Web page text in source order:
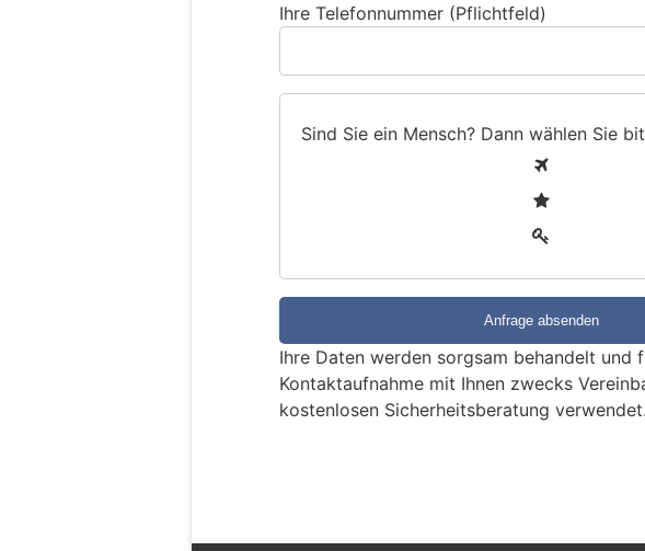
Ihre Telefonnummer (Pflichtfeld)
Sind Sie ein Mensch? Dann wählen Sie
e
i
n
M
Ihre Daten werden sorgsam behandelt und
Kontaktaufnahme mit Ihnen zwecks
kostenlosen Sicherheitsberatung verwendet.